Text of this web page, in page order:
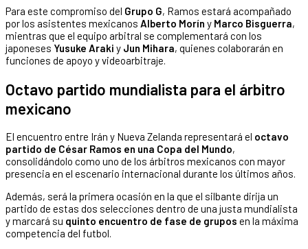
Para este compromiso del Grupo G, Ramos estará acompañado
por los asistentes mexicanos Alberto Morín y Marco Bisguerra,
mientras que el equipo arbitral se complementará con los
japoneses Yusuke Araki y Jun Mihara, quienes colaborarán en
funciones de apoyo y videoarbitraje.
Octavo partido mundialista para el árbitro
mexicano
El encuentro entre Irán y Nueva Zelanda representará el octavo
partido de César Ramos en una Copa del Mundo,
consolidándolo como uno de los árbitros mexicanos con mayor
presencia en el escenario internacional durante los últimos años.
Además, será la primera ocasión en la que el silbante dirija un
partido de estas dos selecciones dentro de una justa mundialista
y marcará su quinto encuentro de fase de grupos en la máxima
competencia del futbol.